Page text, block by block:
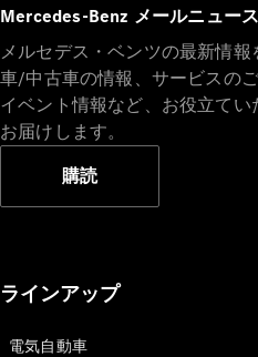
C-Class All-
E-Class
Stationwagon
E-Class All-
Terrain
試乗リクエ
スト
ム
Mercedes-Benz メールニュー
メルセデス・ベンツの最新情
車/中古車の情報、サービスの
イベント情報など、お役立て
お届けします。
購読
ラインアップ
電気自動車